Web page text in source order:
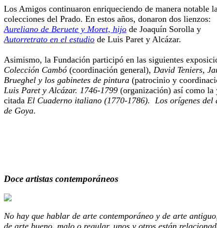
Los Amigos continuaron enriqueciendo de manera notable
colecciones del Prado. En estos años, donaron dos lienzos:
Aureliano de Beruete y Moret, hijo de Joaquín Sorolla y
Autorretrato en el estudio de Luis Paret y Alcázar.
Asimismo, la Fundación participó en las siguientes
Colección Cambó (coordinación general), David Teniers,
Brueghel y los gabinetes de pintura (patrocinio y
Luis Paret y Alcázar. 1746-1799 (organización) así como la
citada El Cuaderno italiano (1770-1786). Los orígenes del
de Goya.
Doce artistas contemporáneos
No hay que hablar de arte contemporáneo y de arte
de arte bueno, malo o regular, unos y otros están